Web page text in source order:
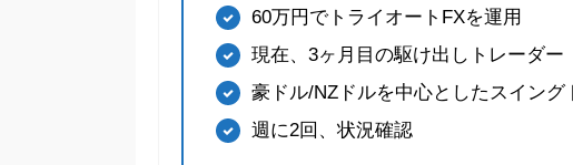
60万円でトライオートFXを運用
現在、3ヶ月目の駆け出しトレーダー
豪ドル/NZドルを中心としたスイング
週に2回、状況確認